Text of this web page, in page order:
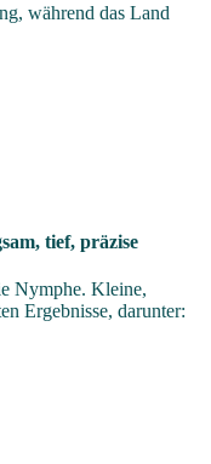
während das Land
tief, präzise
Nymphe. Kleine,
Ergebnisse, darunter: